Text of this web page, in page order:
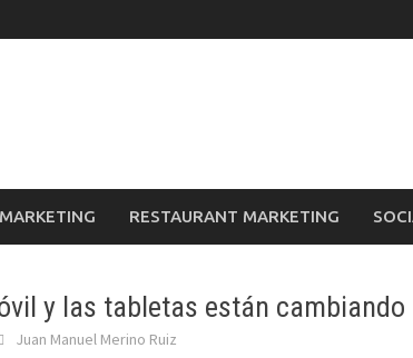
RESTAURANT MARKETING
y las tabletas están
Juan Manuel Merino Ruiz